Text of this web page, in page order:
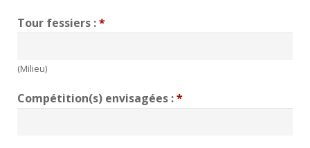
Tour fessiers :*
(Milieu)
Compétition(s) envisagées :*